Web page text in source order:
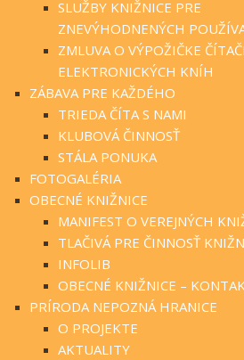
SLUŽBY KNIŽNICE PRE
ZNEVÝHODNENÝCH
ZMLUVA O VÝPOŽIČKE
ELEKTRONICKÝCH KNÍH
ZÁBAVA PRE KAŽDÉHO
TRIEDA ČÍTA S NAMI
KLUBOVÁ ČINNOSŤ
STÁLA PONUKA
FOTOGALÉRIA
OBECNÉ KNIŽNICE
MANIFEST O VEREJNÝCH
TLAČIVÁ PRE ČINNOSŤ
INFOLIB
OBECNÉ KNIŽNICE –
PRÍRODA NEPOZNÁ HRANICE
O PROJEKTE
AKTUALITY